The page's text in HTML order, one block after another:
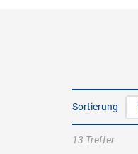
Sortierung
13 Treffer